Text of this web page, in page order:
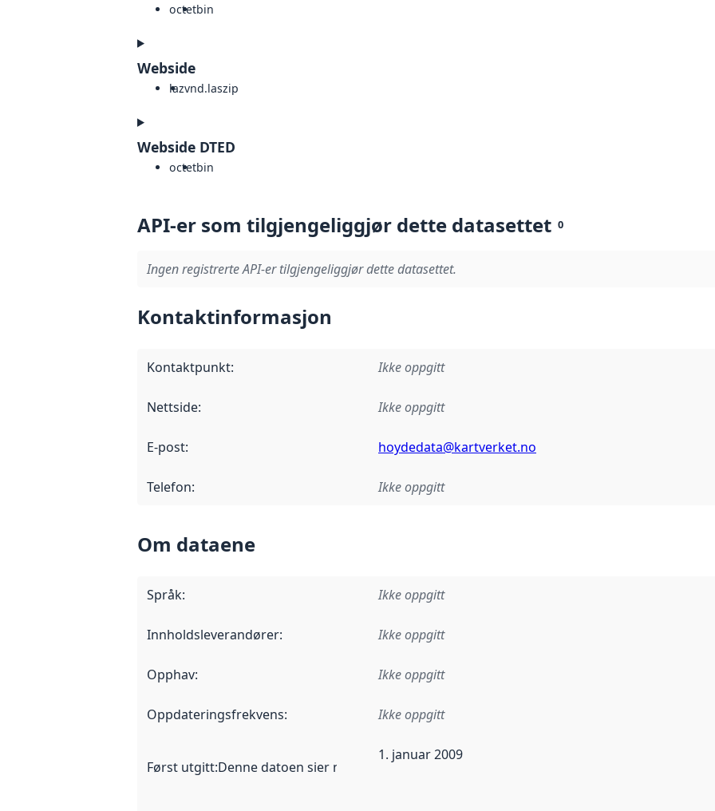
octetbin
Webside
lazvnd.laszip
Webside DTED
octetbin
API-er som tilgjengeliggjør dette datasettet 0
Ingen registrerte API-er tilgjengeliggjør dette datasettet.
Kontaktinformasjon
Kontaktpunkt: Ikke oppgitt
Nettside: Ikke oppgitt
E-post: hoydedata@kartverket.no
Telefon: Ikke oppgitt
Om dataene
Språk: Ikke oppgitt
Innholdsleverandører: Ikke oppgitt
Opphav: Ikke oppgitt
Oppdateringsfrekvens: Ikke oppgitt
Først utgitt:Denne datoen sier når dataene i dette datasettet første gang ble utgitt. Det kan
1. januar 2009